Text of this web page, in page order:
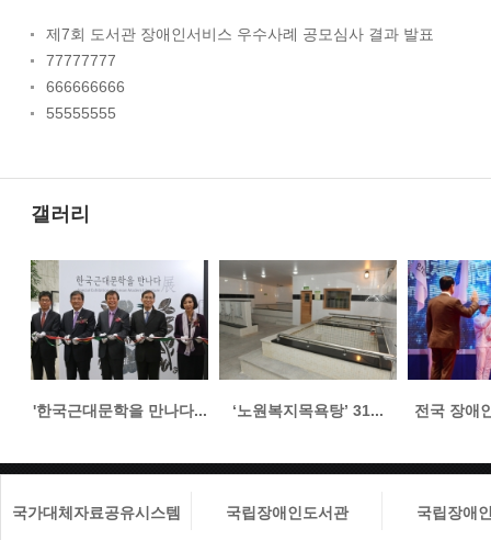
제7회 도서관 장애인서비스 우수사례 공모심사 결과 발표
77777777
666666666
55555555
갤러리
'한국근대문학을 만나다... ‘노원복지목욕탕’ 31... 전국 장애
국가대체자료공유시스템 국립장애인도서관 국립장애